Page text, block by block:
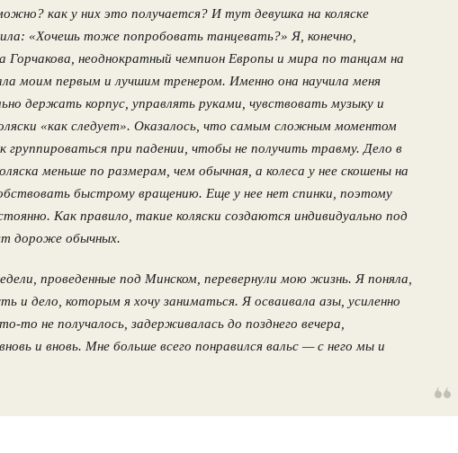
как у них это получается? И тут девушка на коляске
«Хочешь тоже попробовать танцевать?» Я, конечно,
Горчакова, неоднократный чемпион Европы и мира по танцам на
моим первым и лучшим тренером. Именно она научила меня
держать корпус, управлять руками, чувствовать музыку и
«как следует». Оказалось, что самым сложным моментом
группироваться при падении, чтобы не получить травму. Дело в
меньше по размерам, чем обычная, а колеса у нее скошены на
быстрому вращению. Еще у нее нет спинки, поэтому
Как правило, такие коляски создаются индивидуально под
дороже обычных.
проведенные под Минском, перевернули мою жизнь. Я поняла,
и дело, которым я хочу заниматься. Я осваивала азы, усиленно
то не получалось, задерживалась до позднего вечера,
и вновь. Мне больше всего понравился вальс — с него мы и